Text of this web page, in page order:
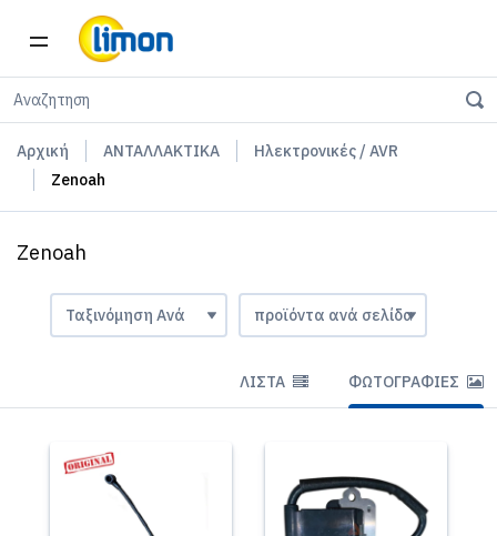
Αρχική ΑΝΤΑΛΛΑΚΤΙΚΑ
Ηλεκτρονικές / AVR
Zenoah
Zenoah
ΛΊΣΤΑ ΦΩΤΟΓΡΑΦΊΕΣ